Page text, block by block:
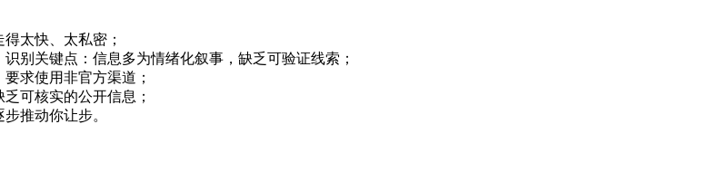
太快、太私密；
别关键点：信息多为情绪化叙事，缺乏可验证线索；
求使用非官方渠道；
可核实的公开信息；
推动你让步。